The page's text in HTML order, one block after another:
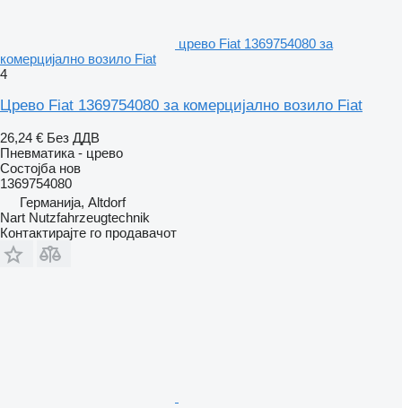
црево Fiat 1369754080 за
комерцијално возило Fiat
4
Црево Fiat 1369754080 за комерцијално возило Fiat
26,24 € Без ДДВ
Пневматика - црево
Состојба нов
1369754080
Германија, Altdorf
Nart Nutzfahrzeugtechnik
Контактирајте го продавачот